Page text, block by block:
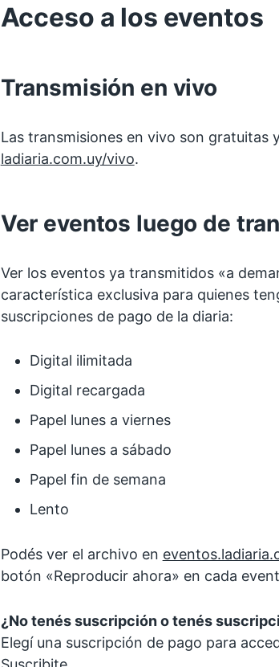
Acceso a los eventos
Transmisión en vivo
Las transmisiones en vivo son gratuitas
ladiaria.com.uy/vivo.
Ver eventos luego de
Ver los eventos ya transmitidos «a
característica exclusiva para quienes
suscripciones de pago de la diaria:
Digital ilimitada
Digital recargada
Papel lunes a viernes
Papel lunes a sábado
Papel fin de semana
Lento
Podés ver el archivo en
botón «Reproducir ahora» en cada
¿No tenés suscripción o tenés
Elegí una suscripción de pago para